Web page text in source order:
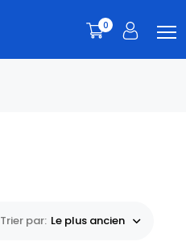
0
Trier par: Le plus ancien